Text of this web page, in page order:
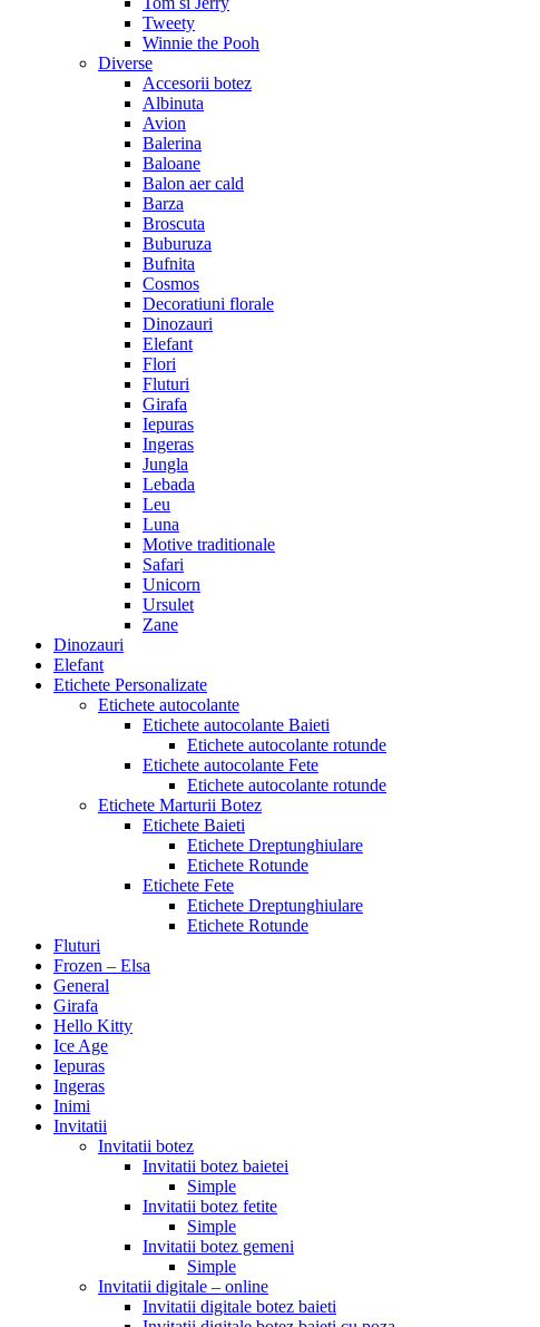
Tweety
Winnie the Pooh
Diverse
Accesorii botez
Albinuta
Avion
Balerina
Baloane
Balon aer cald
Barza
Broscuta
Buburuza
Bufnita
Cosmos
Decoratiuni florale
Dinozauri
Elefant
Flori
Fluturi
Girafa
Iepuras
Ingeras
Jungla
Lebada
Leu
Luna
Motive traditionale
Safari
Unicorn
Ursulet
Zane
Dinozauri
Elefant
Etichete Personalizate
Etichete autocolante
Etichete autocolante Baieti
Etichete autocolante rotunde
Etichete autocolante Fete
Etichete autocolante rotunde
Etichete Marturii Botez
Etichete Baieti
Etichete Dreptunghiulare
Etichete Rotunde
Etichete Fete
Etichete Dreptunghiulare
Etichete Rotunde
Fluturi
Frozen – Elsa
General
Girafa
Hello Kitty
Ice Age
Iepuras
Ingeras
Inimi
Invitatii
Invitatii botez
Invitatii botez baietei
Simple
Invitatii botez fetite
Simple
Invitatii botez gemeni
Simple
Invitatii digitale – online
Invitatii digitale botez baieti